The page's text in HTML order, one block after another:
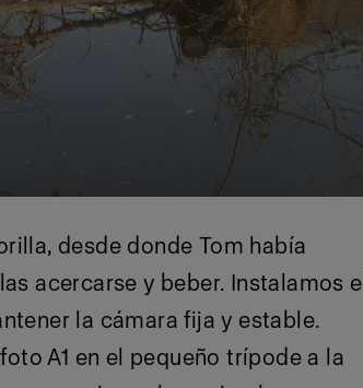
desde donde Tom había
acercarse y beber. Instalamos el
la cámara fija y estable.
A1 en el pequeño trípode a la